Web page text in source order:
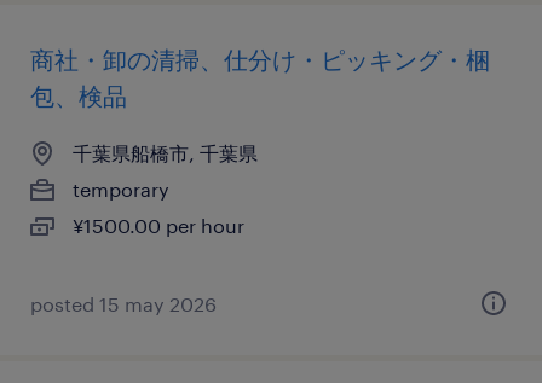
商社・卸の清掃、仕分け・ピッキング・梱
包、検品
千葉県船橋市, 千葉県
temporary
¥1500.00 per hour
posted 15 may 2026